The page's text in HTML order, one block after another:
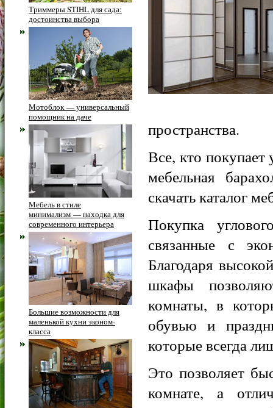
Триммеры STIHL для сада:
достоинства выбора
Мотоблок — универсальный
помощник на даче
Мебель в стиле
минимализм — находка для
современного интерьера
Большие возможности для
маленькой кухни эконом-
класса
пространства.
Все, кто
мебельная
скачать каталог
Покупка
связанные с
Благодаря
шкафы
комнаты, в
обувью и
которые всегда
Это позволяет
комнате, а